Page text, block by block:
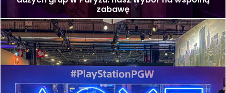
zabawę